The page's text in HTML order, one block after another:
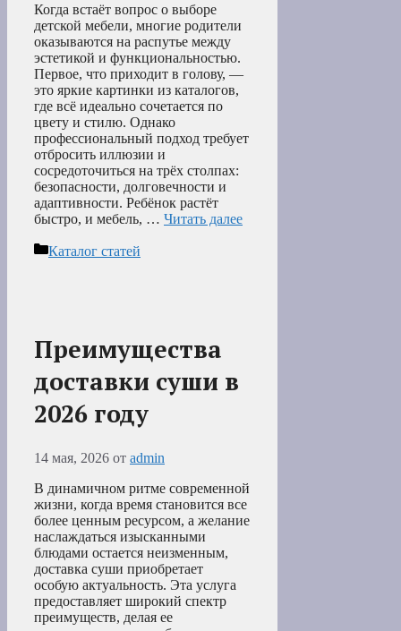
Когда встаёт вопрос о выборе
детской мебели, многие родители
оказываются на распутье между
эстетикой и функциональностью.
Первое, что приходит в голову, —
это яркие картинки из каталогов,
где всё идеально сочетается по
цвету и стилю. Однако
профессиональный подход требует
отбросить иллюзии и
сосредоточиться на трёх столпах:
безопасности, долговечности и
адаптивности. Ребёнок растёт
быстро, и мебель, … Читать далее
Рубрики
Каталог статей
Преимущества
доставки суши в
2026 году
14 мая, 2026 от admin
В динамичном ритме современной
жизни, когда время становится все
более ценным ресурсом, а желание
наслаждаться изысканными
блюдами остается неизменным,
доставка суши приобретает
особую актуальность. Эта услуга
предоставляет широкий спектр
преимуществ, делая ее